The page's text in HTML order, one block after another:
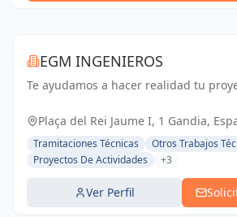
EGM INGENIEROS
Te ayudamos a hacer realidad tu
Plaça del Rei Jaume I, 1 Gandia,
Tramitaciones Técnicas
Otros Trabajos
Proyectos De Actividades
+3
Ver Perfil